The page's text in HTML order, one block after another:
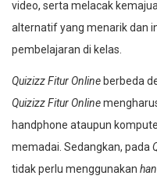
video, serta melacak
alternatif yang menarik dan
pembelajaran di kelas.
Quizizz Fitur Onlineberbeda
Quizizz Fitur Online
handphone ataupun
memadai. Sedangkan, pada
tidak perlu menggunakan